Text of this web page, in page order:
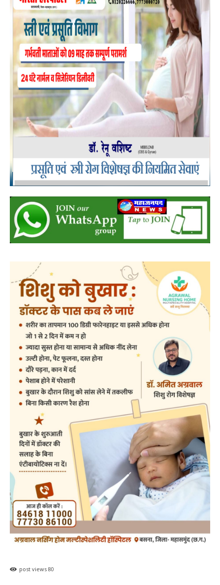
RECENT POSTS
बसना/ राज्यपाल रमेन डेका का बसना
प्रवास,विधायक डॉ. सम्पत अग्रवाल के निवास
‘नीलांचल भवन’ में पुष्प वर्षा से हुआ भव्य स्वागत
हेमंत वैष्णव 9131614309 August 8, 2026
बसना/ राज्यपाल रमेन डेका का बसना प्रवास,विधायक डॉ. सम्पत अग्रवाल के निवास
‘नीलांचल भवन’ में पुष्प वर्षा से हुआ भव्य स्वागत छत्तीसगढ़ के महामहिम...
बसना/ पिरदा में परिवहन संबंधी कार्यों के लिए राम
परिवहन सुविधा केंद्र की सुविधा
हेमंत वैष्णव 9131614309 August 8, 2026
महासमुंद सांसद की अध्यक्षता में सिरपुर विकास
योजना प्रारूप 2041 के संबंध में प्रारंभिक
बैठकआयोजित
महासमुंद हेमंत वैष्णव 9131614309 - August 7, 2026
0
महासमुंद वन विभाग की कार्रवाई करील तोड़ने के
मामले में आरोपी के विरुद्ध प्रकरण दर्ज
पिथौरा हेमंत वैष्णव 9131614309 - August 7, 2026
जागरूकता कार्यशाला आयोजित विद्यार्थियों को